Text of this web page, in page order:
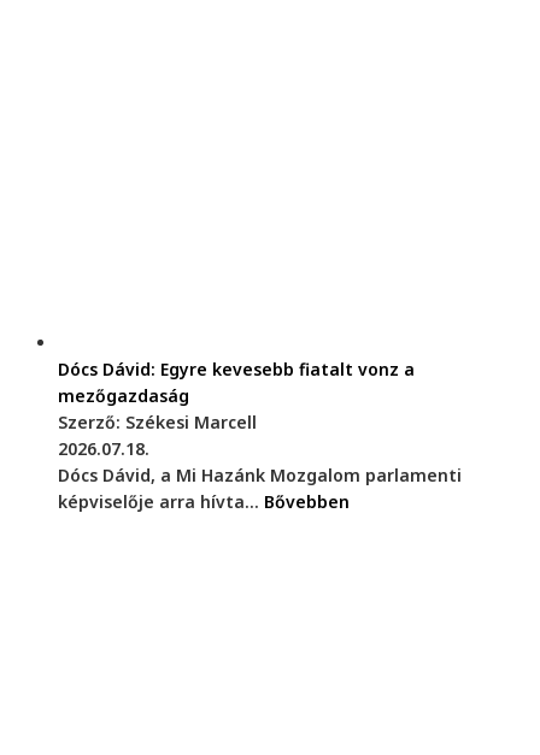
Dócs Dávid: Egyre kevesebb fiatalt vonz a
mezőgazdaság
Szerző: Székesi Marcell
2026.07.18.
Dócs Dávid, a Mi Hazánk Mozgalom parlamenti
képviselője arra hívta... Bővebben